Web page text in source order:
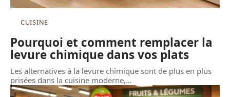
CUISINE
Pourquoi et comment remplacer la
levure chimique dans vos plats
Les alternatives à la levure chimique sont de plus en plus
prisées dans la cuisine moderne,…